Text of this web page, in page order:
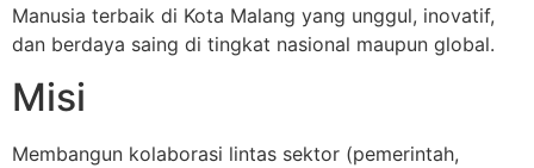
Manusia terbaik di Kota Malang yang unggul, inovatif,
dan berdaya saing di tingkat nasional maupun global.
Misi
Membangun kolaborasi lintas sektor (pemerintah,